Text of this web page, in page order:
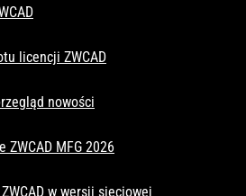
licencji ZWCAD
nowości
ZWCAD MFG 2026
w wersji sieciowej